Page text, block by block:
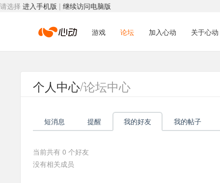
请选择 进入手机版 | 继续访问电脑版
心
动
络
游戏 论坛 加入心动 关于心动
个人中心/论坛中心
短消息 提醒 我的好友 我的帖子
当前共有 0 个好友
没有相关成员